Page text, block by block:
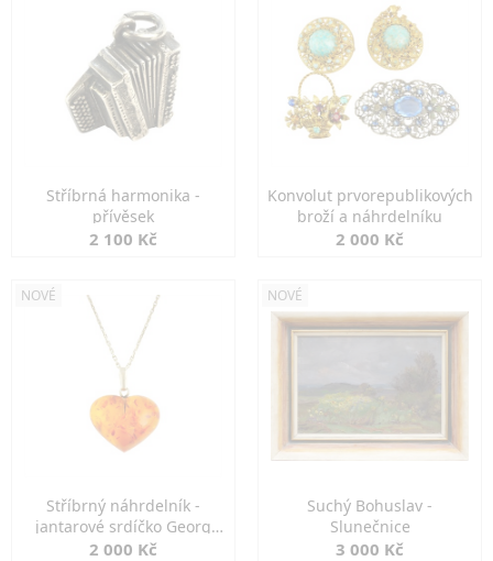
Stříbrná harmonika -
přívěsek
2 100 Kč
Konvolut prvorepublikových
broží a náhrdelníku
2 000 Kč
NOVÉ
Stříbrný náhrdelník -
jantarové srdíčko Georg
Kramer
2 000 Kč
NOVÉ
Suchý Bohuslav -
Slunečnice
3 000 Kč